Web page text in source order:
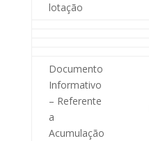
lotação
Documento
Informativo
– Referente
a
Acumulação